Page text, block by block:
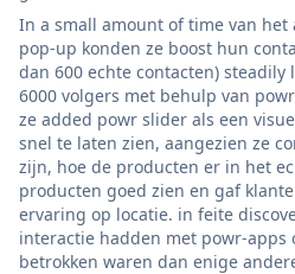
In a small amount of time van
pop-up konden ze boost hun
dan 600 echte contacten)
6000 volgers met behulp van
ze added powr slider als een
snel te laten zien, aangezien ze
zijn, hoe de producten er in het
producten goed zien en gaf
ervaring op locatie. in feite
interactie hadden met powr-apps
betrokken waren dan enige